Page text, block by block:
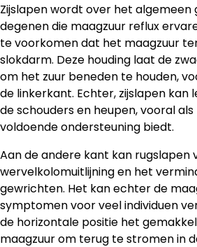
Zijslapen wordt over het
degenen die maagzuur reflux
te voorkomen dat het maagzuur
slokdarm. Deze houding laat de
om het zuur beneden te houden,
de linkerkant. Echter, zijslapen kan
de schouders en heupen, vooral
voldoende ondersteuning biedt.
Aan de andere kant kan rugslapen
wervelkolomuitlijning en het
gewrichten. Het kan echter de
symptomen voor veel individuen
de horizontale positie het
maagzuur om terug te stromen in